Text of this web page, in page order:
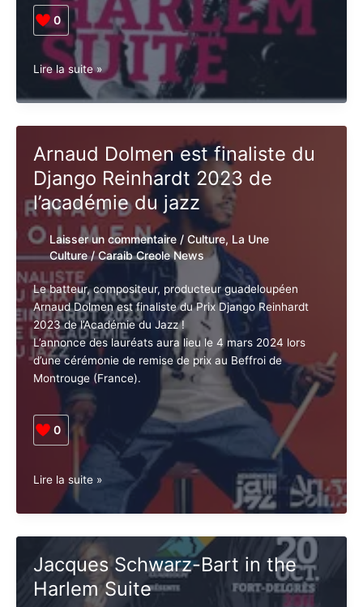
Delgrès, à Basse-Terre : un concert proposé par le
Département
0
Guadeloupe.
Jacques
Schwarz-
Bart
in
the
Harlem
Suite
au
fort
Delgrès
Lire la suite »
Arnaud Dolmen est finaliste du
Django Reinhardt 2023 de
l’académie du jazz
Laisser un commentaire / Culture,La Une
Culture/Caraib Creole News
Le batteur, compositeur, producteur guadeloupéen
Arnaud Dolmen est finaliste du Prix Django Reinhardt
2023 de l’Académie du Jazz !
L’annonce des lauréats aura lieu le 4 mars 2024 lors
d’une cérémonie de remise de prix au Beffroi de
Montrouge (France).
Arnaud
Dolmen
est
finaliste
Lire la suite »